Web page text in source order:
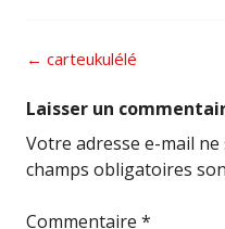
Post
← carteukulélé
Laisser un
Votre adresse e-mail
champs obligatoires
Commentaire *